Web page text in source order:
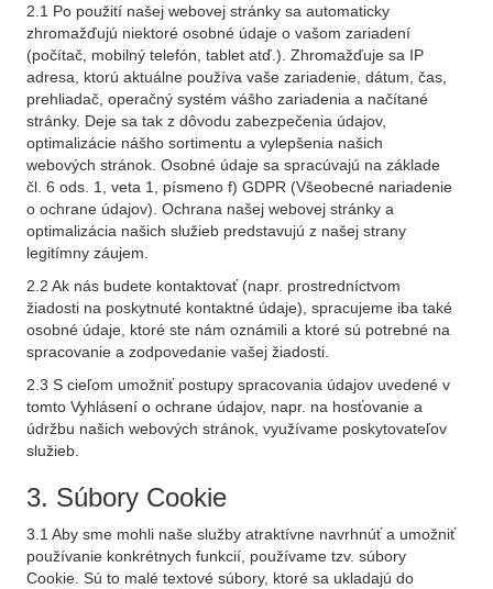
2.1 Po použití našej webovej stránky sa automaticky
zhromažďujú niektoré osobné údaje o vašom zariadení
(počítač, mobilný telefón, tablet atď.). Zhromažďuje sa IP
adresa, ktorú aktuálne používa vaše zariadenie, dátum, čas,
prehliadač, operačný systém vášho zariadenia a načítané
stránky. Deje sa tak z dôvodu zabezpečenia údajov,
optimalizácie nášho sortimentu a vylepšenia našich
webových stránok. Osobné údaje sa spracúvajú na základe
čl. 6 ods. 1, veta 1, písmeno f) GDPR (Všeobecné nariadenie
o ochrane údajov). Ochrana našej webovej stránky a
optimalizácia našich služieb predstavujú z našej strany
legitímny záujem.
2.2 Ak nás budete kontaktovať (napr. prostredníctvom
žiadosti na poskytnuté kontaktné údaje), spracujeme iba také
osobné údaje, ktoré ste nám oznámili a ktoré sú potrebné na
spracovanie a zodpovedanie vašej žiadosti.
2.3 S cieľom umožniť postupy spracovania údajov uvedené v
tomto Vyhlásení o ochrane údajov, napr. na hosťovanie a
údržbu našich webových stránok, využívame poskytovateľov
služieb.
3. Súbory Cookie
3.1 Aby sme mohli naše služby atraktívne navrhnúť a umožniť
používanie konkrétnych funkcií, používame tzv. súbory
Cookie. Sú to malé textové súbory, ktoré sa ukladajú do